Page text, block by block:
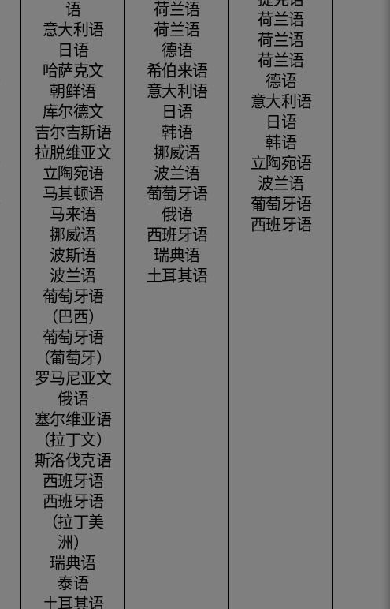
语
意大利语
日语
哈萨克文
朝鲜语
库尔德文
吉尔吉斯语
拉脱维亚文
立陶宛语
马其顿语
马来语
挪威语
波斯语
波兰语
葡萄牙语
（巴西）
葡萄牙语
（葡萄牙）
罗马尼亚文
俄语
塞尔维亚语
（拉丁文）
斯洛伐克语
西班牙语
西班牙语
（拉丁美
洲）
瑞典语
泰语
土耳其语
荷兰语
荷兰语
德语
希伯来语
意大利语
日语
韩语
挪威语
波兰语
葡萄牙语
俄语
西班牙语
瑞典语
土耳其语
荷兰语
荷兰语
荷兰语
德语
意大利语
日语
韩语
立陶宛语
波兰语
葡萄牙语
西班牙语